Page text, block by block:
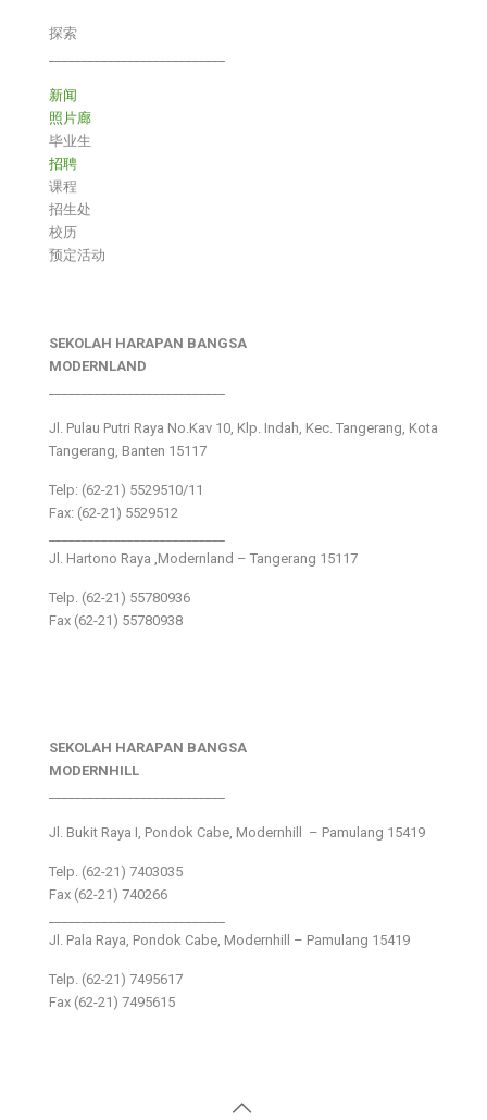
探索
新闻
照片廊
毕业生
招聘
课程
招生处
校历
预定活动
SEKOLAH HARAPAN BANGSA
MODERNLAND
Jl. Pulau Putri Raya No.Kav 10, Klp. Indah, Kec. Tangerang, Kota
Tangerang, Banten 15117
Telp: (62-21) 5529510/11
Fax: (62-21) 5529512
Jl. Hartono Raya ,Modernland – Tangerang 15117
Telp. (62-21) 55780936
Fax (62-21) 55780938
SEKOLAH HARAPAN BANGSA
MODERNHILL
Jl. Bukit Raya I, Pondok Cabe, Modernhill – Pamulang 15419
Telp. (62-21) 7403035
Fax (62-21) 740266
Jl. Pala Raya, Pondok Cabe, Modernhill – Pamulang 15419
Telp. (62-21) 7495617
Fax (62-21) 7495615